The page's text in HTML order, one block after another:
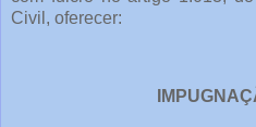
Civil, oferecer: